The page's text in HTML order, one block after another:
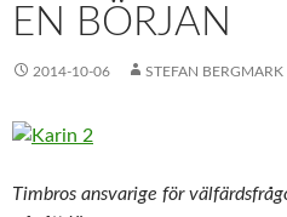
EN BÖRJAN
2014-10-06 STEFAN BERGMARK
Timbros ansvarige för